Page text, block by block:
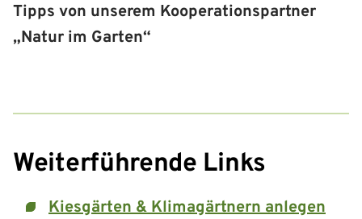
Tipps von unserem Kooperationspartner
„Natur im Garten“
Weiterführende Links
Kiesgärten & Klimagärtnern anlegen